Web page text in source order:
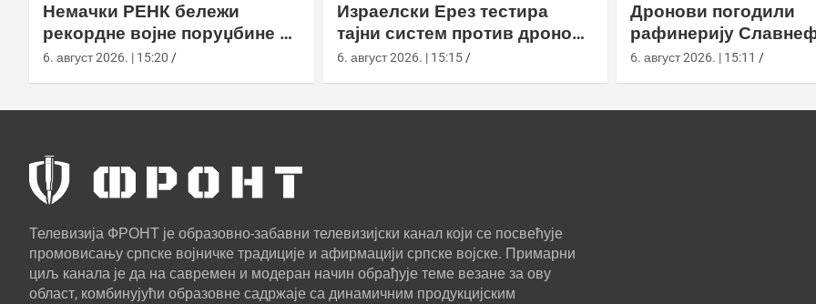
Немачки РЕНК бележи
рекордне војне поруџбине у
2026. години
6. август 2026. | 15:20
Израелски Ерез тестира
тајни систем против дронова
са капсулом и лансером
6. август 2026. | 15:15
Дронови погодили
рафинерију
ЈАНОС у Јарослављу
6. август 2026. | 15:11
Телевизија ФРОНТ је образовно-забавни телевизијски канал који се посвећује
промовисању српске војничке традиције и афирмацији српске војске. Примарни
циљ канала је да на савремен и модеран начин обрађује теме везане за ову
област, комбинујући образовне садржаје са динамичним продукцијским